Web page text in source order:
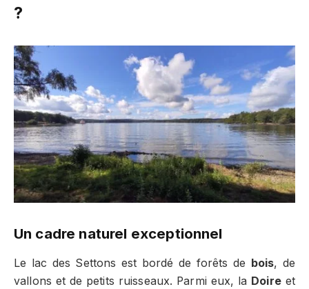
?
Un cadre naturel exceptionnel
Le lac des Settons est bordé de forêts de bois, de
vallons et de petits ruisseaux. Parmi eux, la Doireet